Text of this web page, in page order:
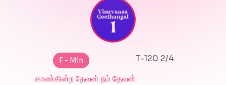
F - Min
T-120 2/4
காண்கின்ற தேவன் நம் தேவன்